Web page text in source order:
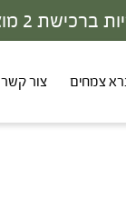
צמחים צור קשר